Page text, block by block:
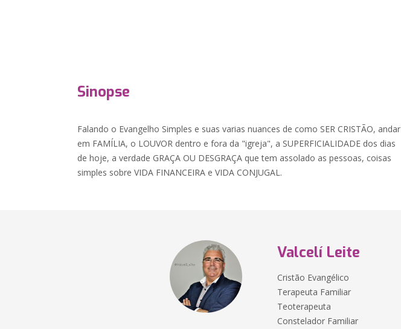
Sinopse
Falando o Evangelho Simples e suas varias nuances de como SER CRISTÃO, andar
em FAMÍLIA, o LOUVOR dentro e fora da "igreja", a SUPERFICIALIDADE dos dias
de hoje, a verdade GRAÇA OU DESGRAÇA que tem assolado as pessoas, coisas
simples sobre VIDA FINANCEIRA e VIDA CONJUGAL.
Valcelí Leite
Cristão Evangélico
Terapeuta Familiar
Teoterapeuta
Constelador Familiar